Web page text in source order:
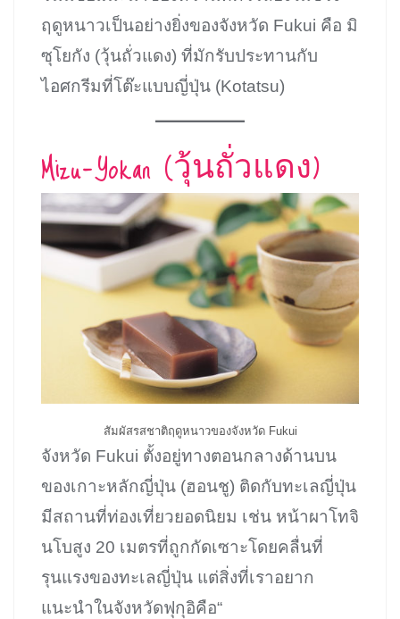
ฤดูหนาวเป็นอย่างยิ่งของจังหวัด Fukui คือ มิ
ซุโยกัง (วุ้นถั่วแดง) ที่มักรับประทานกับ
ไอศกรีมที่โต๊ะแบบญี่ปุ่น (Kotatsu)
Mizu-Yokan (วุ้นถั่วแดง)
สัมผัสรสชาติฤดูหนาวของจังหวัด Fukui
จังหวัด Fukui ตั้งอยู่ทางตอนกลางด้านบน
ของเกาะหลักญี่ปุ่น (ฮอนชู) ติดกับทะเลญี่ปุ่น
มีสถานที่ท่องเที่ยวยอดนิยม เช่น หน้าผาโทจิ
นโบสูง 20 เมตรที่ถูกกัดเซาะโดยคลื่นที่
รุนแรงของทะเลญี่ปุ่น แต่สิ่งที่เราอยาก
แนะนำในจังหวัดฟุกุอิคือ“